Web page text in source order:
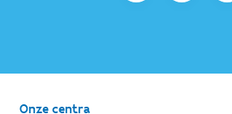
Onze centra